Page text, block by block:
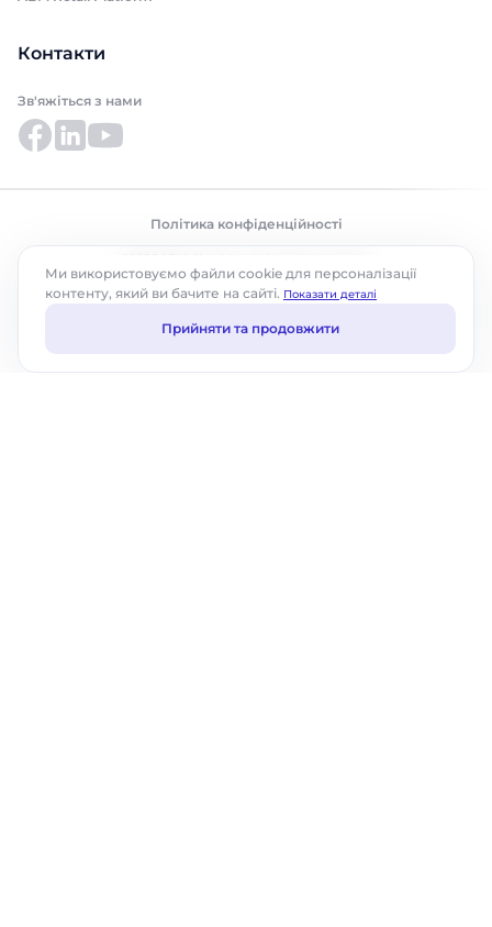
Контакти
Зв'яжіться з нами
Політика конфіденційності
Ми використовуємо файли cookie для персоналізації
контенту, який ви бачите на сайті. Показати деталі
Прийняти та продовжити